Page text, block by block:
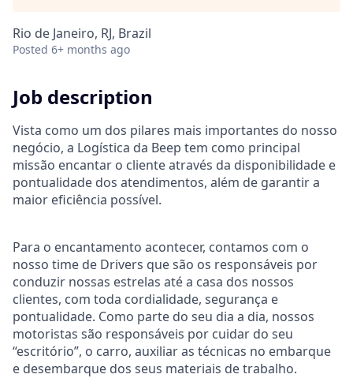
Rio de Janeiro, RJ, Brazil
Posted 6+ months ago
Job description
Vista como um dos pilares mais importantes do nosso
negócio, a Logística da Beep tem como principal
missão encantar o cliente através da disponibilidade e
pontualidade dos atendimentos, além de garantir a
maior eficiência possível.
Para o encantamento acontecer, contamos com o
nosso time de Drivers que são os responsáveis por
conduzir nossas estrelas até a casa dos nossos
clientes, com toda cordialidade, segurança e
pontualidade. Como parte do seu dia a dia, nossos
motoristas são responsáveis por cuidar do seu
“escritório”, o carro, auxiliar as técnicas no embarque
e desembarque dos seus materiais de trabalho.